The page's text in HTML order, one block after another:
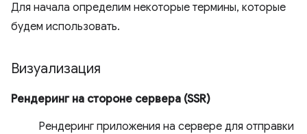
Для начала определим некоторые термины, которые
будем использовать.
Визуализация
Рендеринг на стороне сервера (SSR)
Рендеринг приложения на сервере для отправки